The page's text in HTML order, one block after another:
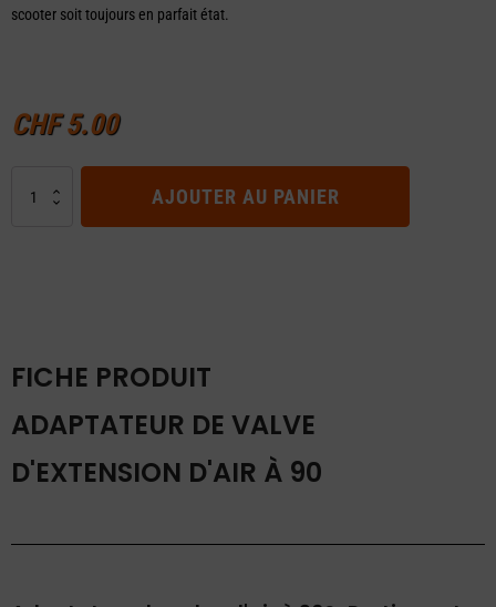
scooter soit toujours en parfait état.
CHF5.00
90
AJOUTER AU PANIER
FICHE PRODUIT
ADAPTATEUR DE VALVE
D'EXTENSION D'AIR À 90